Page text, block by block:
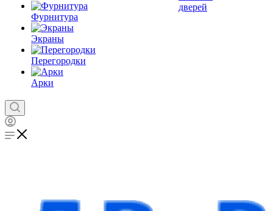
Фурнитура
Экраны
Перегородки
Арки
дверей